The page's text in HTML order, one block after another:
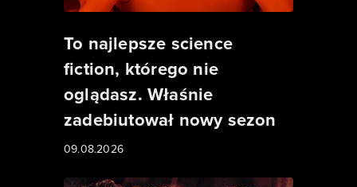
To najlepsze science
fiction, którego nie
oglądasz. Właśnie
zadebiutował nowy sezon
09.08.2026